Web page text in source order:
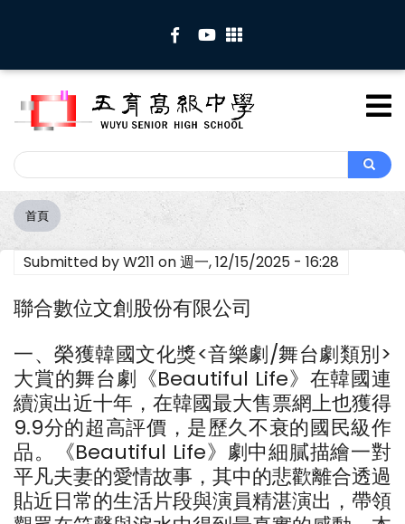
內
Search
Search
導
航
連
首頁
Submitted byW211 on週一, 12/15/2025 - 16:28
聯合數位文創股份有限公司
一、榮獲韓國文化獎<音樂劇/舞台劇類別>
大賞的舞台劇《Beautiful Life》在韓國連
續演出近十年，在韓國最大售票網上也獲得
9.9分的超高評價，是歷久不衰的國民級作
品。《Beautiful Life》劇中細膩描繪一對
平凡夫妻的愛情故事，其中的悲歡離合透過
貼近日常的生活片段與演員精湛演出，帶領